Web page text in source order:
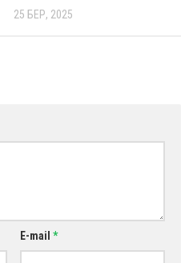
25 БЕР, 2025
E-mail *